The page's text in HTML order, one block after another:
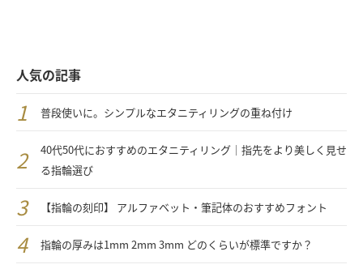
人気の記事
普段使いに。シンプルなエタニティリングの重ね付け
40代50代におすすめのエタニティリング｜指先をより美しく見せ
る指輪選び
【指輪の刻印】 アルファベット・筆記体のおすすめフォント
指輪の厚みは1mm 2mm 3mm どのくらいが標準ですか？